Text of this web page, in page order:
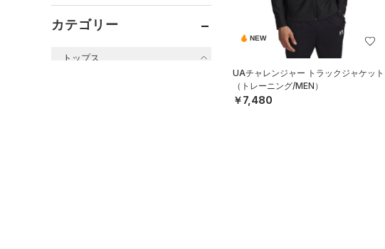
カテゴリー
トップス
NEW
UAチャレンジャー トラックジャケット
（トレーニング/MEN）
￥7,480